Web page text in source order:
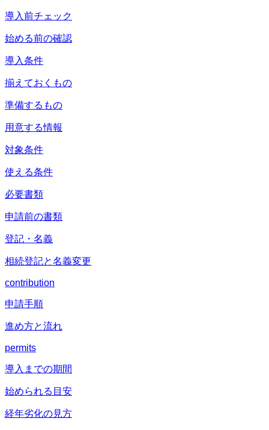
導入前チェック
始める前の確認
導入条件
揃えておくもの
準備するもの
用意する情報
対象条件
使える条件
必要書類
申請前の書類
登記・名義
相続登記と名義変更
contribution
申請手順
進め方と流れ
permits
導入までの期間
始められる目安
経年劣化の見方